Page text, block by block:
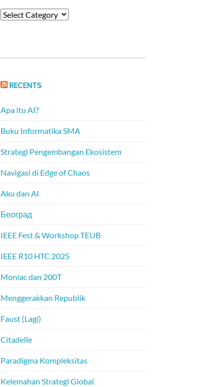
Categories
RECENTS
Apa itu AI?
Buku Informatika SMA
Strategi Pengembangan Ekosistem
Navigasi di Edge of Chaos
Aku dan AI
Београд
IEEE Fest & Workshop TEUB
IEEE R10 HTC 2025
Moniac dan 200T
Menggerakkan Republik
Faust (Lagi)
Citadelle
Paradigma Kompleksitas
Kelemahan Strategi Global